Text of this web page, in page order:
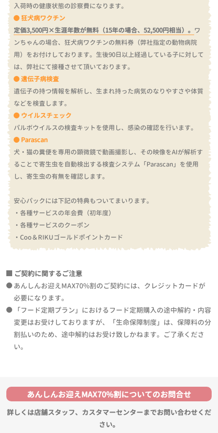
入荷時の健康状態の診察費になります。
狂犬病ワクチン
定価3,500円×生涯年数が無料（15年の場合、52,500円相当）。 ワ
ンちゃんの場合、狂犬病ワクチンの無料券（弊社指定の動物病院
用）をお付けしております。 生後90日以上経過している子に対して
は、弊社にて接種させて頂いております。
遺伝子病検査
遺伝子の持つ情報を解析し、生まれ持った病気のなりやすさや体質
などを検査します。
ウイルスチェック
パルボウイルスの検査キットを使用し、感染の確認を行います。
Parascan
犬・猫の糞便を専用の顕微鏡で動画撮影し、その映像をAIが解析す
ることで寄生虫を自動検出する検査システム「Parascan」を使用
し、寄生虫の有無を確認します。
安心パックには下記の特典もついてまいります。
・各種サービスの年会費（初年度）
・各種サービスのクーポン
・Coo＆RIKUゴールドポイントカード
ご契約に関するご注意
あんしんお迎えMAX70%割のご契約には、クレジットカードが
必要になります。
「フード定期プラン」におけるフード定期購入の途中解約・内容
変更はお受けしておりますが、「生命保障制度」は、保障料の分
割払いのため、途中解約はお受け致しかねます。ご了承くださ
い。
あんしんお迎えMAX70%割についてのお問合せ
詳しくは店舗スタッフ、カスタマーセンターまでお問い合わせくだ
さい。